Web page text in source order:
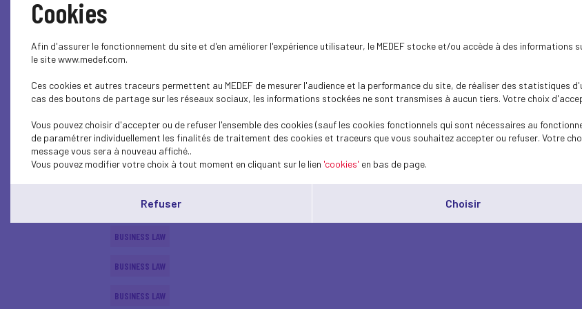
BUSINESS LAW
ECONOMY
BUSINESS LAW
SUSTAINABLE DEVELOPMENT
BUSINESS LAW
BUSINESS LAW
BUSINESS LAW
Cookies
Afin d'assurer le fonctionnement du site et d'en améliorer l'expérience utilisateur, le MEDEF stocke et/ou accède à des
le site www.medef.com.
Ces cookies et autres traceurs permettent au MEDEF de mesurer l'audience et la performance du site, de réaliser des statistiques
cas des boutons de partage sur les réseaux sociaux, les informations stockées ne sont transmises à aucun tiers. Votre choix
Vous pouvez choisir d'accepter ou de refuser l'ensemble des cookies (sauf les cookies fonctionnels qui sont nécessaires au
de paramétrer individuellement les finalités de traitement des cookies et traceurs que vous souhaitez accepter ou refuser. Votre
message vous sera à nouveau affiché..
Vous pouvez modifier votre choix à tout moment en cliquant sur le lien 'cookies' en bas de page.
Refuser Choisir